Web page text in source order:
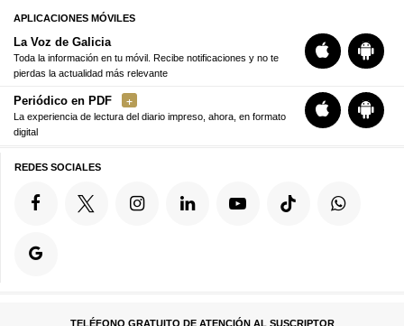
APLICACIONES MÓVILES
La Voz de Galicia
Toda la información en tu móvil. Recibe notificaciones y no te
pierdas la actualidad más relevante
Periódico en PDF
La experiencia de lectura del diario impreso, ahora, en formato
digital
REDES SOCIALES
TELÉFONO GRATUITO DE ATENCIÓN AL SUSCRIPTOR